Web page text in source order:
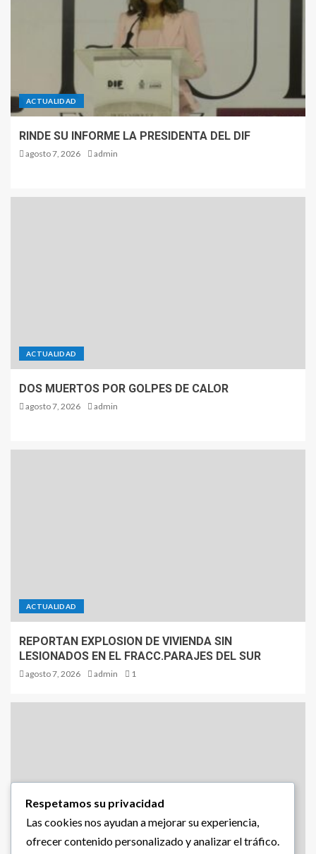
ACTUALIDAD
RINDE SU INFORME LA PRESIDENTA DEL DIF
agosto 7, 2026 admin
ACTUALIDAD
DOS MUERTOS POR GOLPES DE CALOR
agosto 7, 2026 admin
ACTUALIDAD
REPORTAN EXPLOSION DE VIVIENDA SIN
LESIONADOS EN EL FRACC.PARAJES DEL SUR
agosto 7, 2026 admin 1
Respetamos su privacidad
Las cookies nos ayudan a mejorar su experiencia,
ofrecer contenido personalizado y analizar el tráfico.